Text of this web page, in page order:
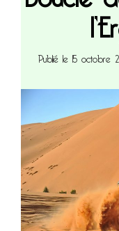
Publié le 15 octobre